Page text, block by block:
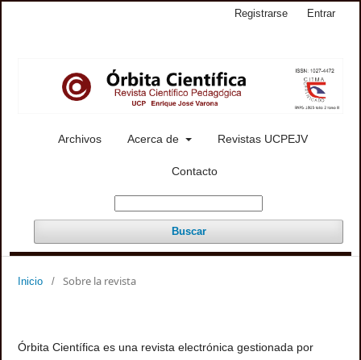
Archivos Acerca de Revistas UCPEJV
Contacto
Buscar
Registrarse Entrar
Inicio / Sobre la revista
Órbita Científica es una revista electrónica gestionada por